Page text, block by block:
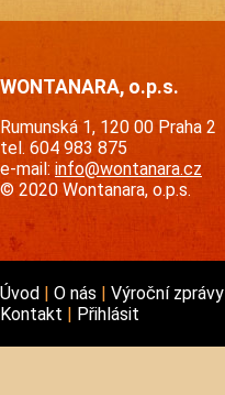
WONTANARA, o.p.s.
Rumunská 1, 120 00 Praha 2
tel. 604 983 875
e-mail: info@wontanara.cz
© 2020 Wontanara, o.p.s.
Úvod O nás Výroční zprávy
Kontakt
Přihlásit